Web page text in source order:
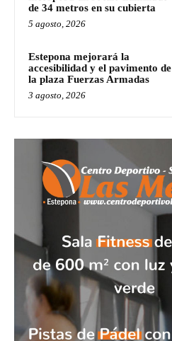
de 34 metros en su cubierta
5 agosto, 2026
Estepona mejorará la
accesibilidad y el pavimento de
la plaza Fuerzas Armadas
3 agosto, 2026